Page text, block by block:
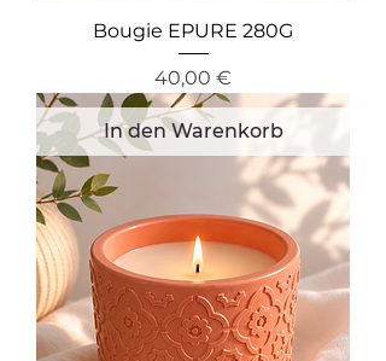
Bougie EPURE 280G
Preis
40,00 €
In den Warenkorb